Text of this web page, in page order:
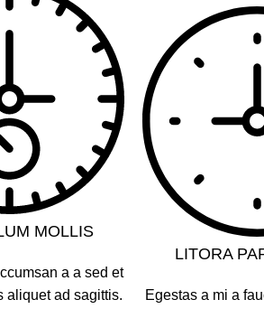
MOLLIS
a a sed et
aliquet ad sagittis.
LITORA
Egestas a mi a